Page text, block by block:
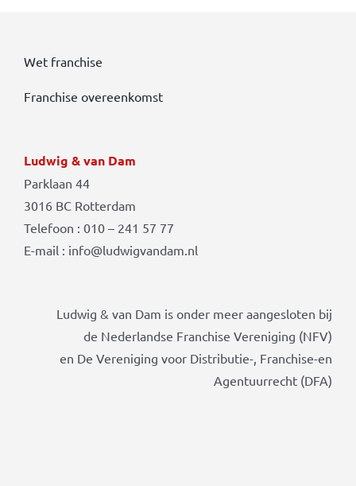
Wet franchise
Franchise overeenkomst
Ludwig & van Dam
Parklaan 44
3016 BC Rotterdam
Telefoon : 010 – 241 57 77
E-mail : info@ludwigvandam.nl
Ludwig & van Dam is onder meer aangesloten bij
de Nederlandse Franchise Vereniging (NFV)
en De Vereniging voor Distributie-, Franchise-en
Agentuurrecht (DFA)